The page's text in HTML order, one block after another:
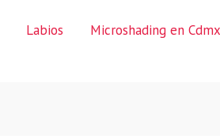
Labios Microshading en Cdmx